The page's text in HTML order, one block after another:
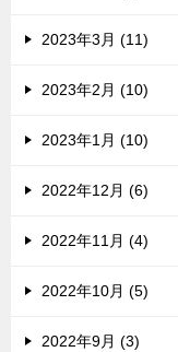
2023年3月 (11)
2023年2月 (10)
2023年1月 (10)
2022年12月 (6)
2022年11月 (4)
2022年10月 (5)
2022年9月 (3)